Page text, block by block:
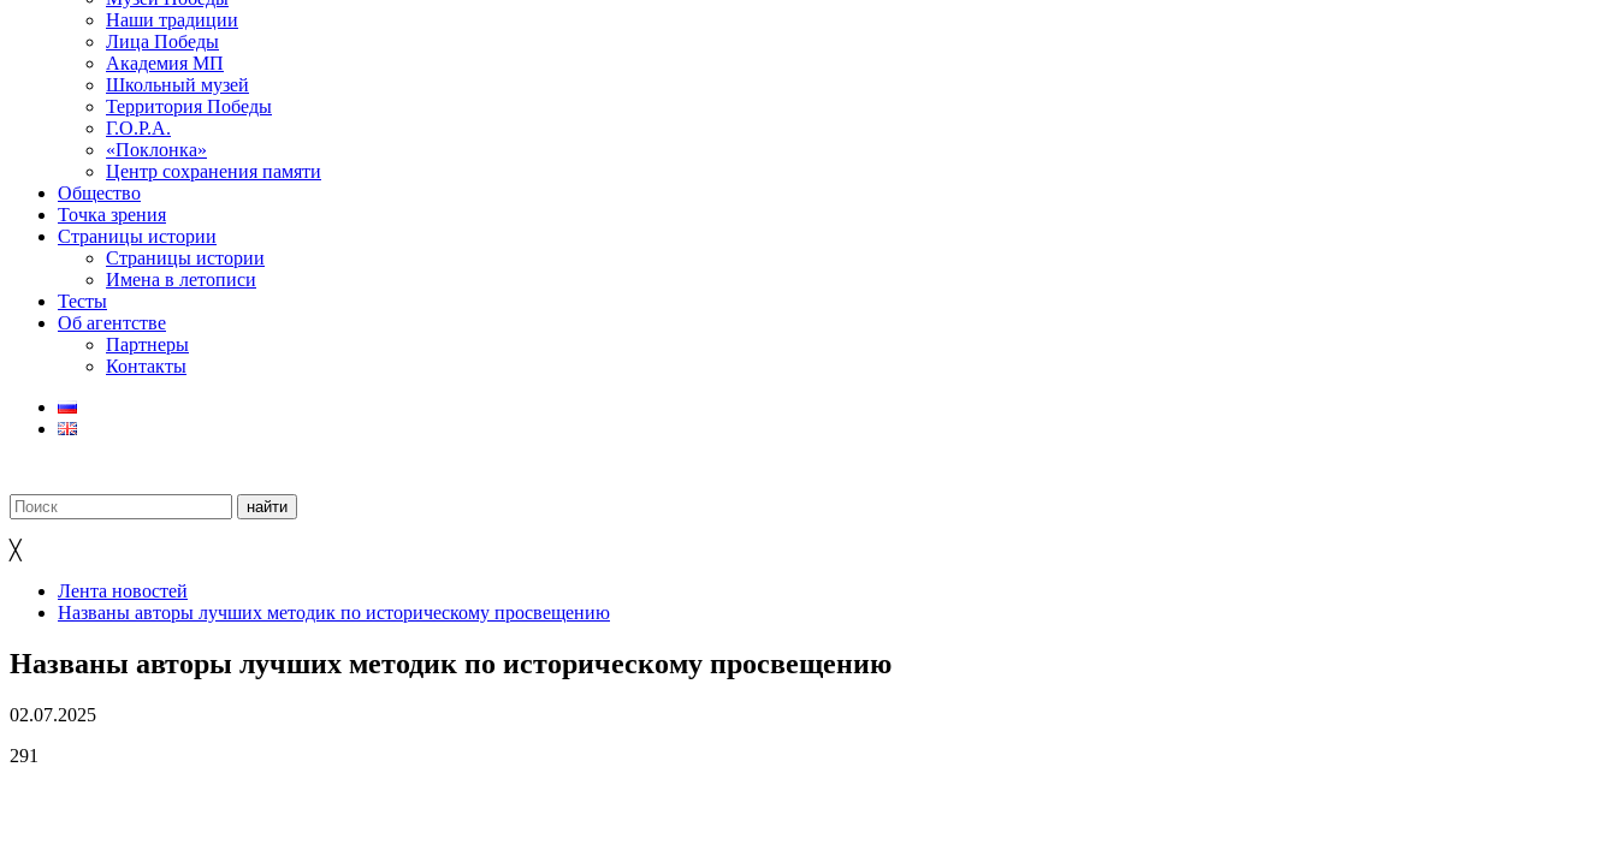
Наши традиции
Лица Победы
Академия МП
Школьный музей
Территория Победы
Г.О.Р.А.
«Поклонка»
Центр сохранения памяти
Общество
Точка зрения
Страницы истории
Страницы истории
Имена в летописи
Тесты
Об агентстве
Партнеры
Контакты
╳
Лента новостей
Названы авторы лучших методик по историческому просвещению
Названы авторы лучших методик по историческому просвещению
02.07.2025
291